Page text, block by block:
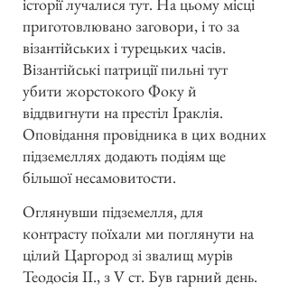
приготовлювано заговори, і то за
візантійських і турецьких часів.
Візантійські патриції пильні тут
убити жорстокого Фоку й
віддвигнути на престіл Іраклія.
Оповідання провідника в цих водних
підземеллях додають подіям ще
більшої несамовитости.
Оглянувши підземелля, для
контрасту поїхали ми поглянути на
цілий Царгород зі звалищ мурів
Теодосія II., з V ст. Був гарний день.